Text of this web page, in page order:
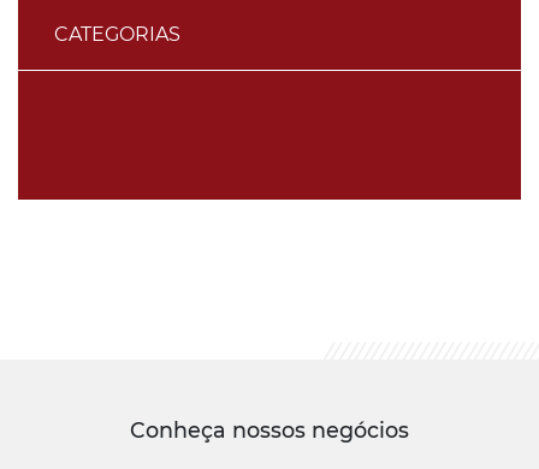
CATEGORIAS
Conheça nossos negócios